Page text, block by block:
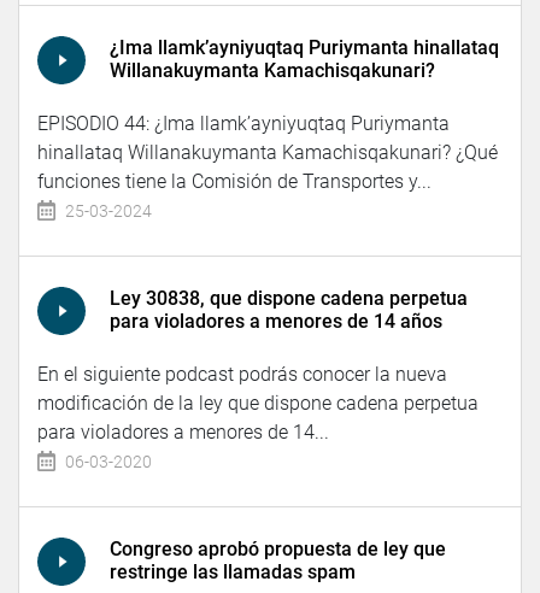
¿Ima llamk’ayniyuqtaq Puriymanta hinallataq
Willanakuymanta Kamachisqakunari?
EPISODIO 44: ¿Ima llamk’ayniyuqtaq Puriymanta
hinallataq Willanakuymanta Kamachisqakunari? ¿Qué
funciones tiene la Comisión de Transportes y...
25-03-2024
Ley 30838, que dispone cadena perpetua
para violadores a menores de 14 años
En el siguiente podcast podrás conocer la nueva
modificación de la ley que dispone cadena perpetua
para violadores a menores de 14...
06-03-2020
Congreso aprobó propuesta de ley que
restringe las llamadas spam